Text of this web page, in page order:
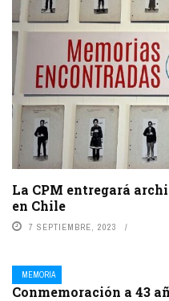
La CPM entregará
en Chile
7 SEPTIEMBRE, 2023
MEMORIA
Conmemoración a 43